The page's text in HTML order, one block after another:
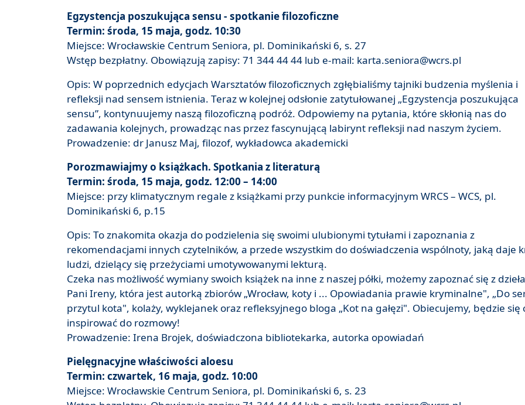
Egzystencja poszukująca sensu - spotkanie filozoficzne
Termin: środa, 15 maja, godz. 10:30
Miejsce: Wrocławskie Centrum Seniora, pl. Dominikański 6, s. 27
Wstęp bezpłatny. Obowiązują zapisy: 71 344 44 44 lub e-mail: karta.seniora@wcrs.pl
Opis: W poprzednich edycjach Warsztatów filozoficznych zgłębialiśmy tajniki budzenia myślenia i
refleksji nad sensem istnienia. Teraz w kolejnej odsłonie zatytułowanej „Egzystencja poszukująca
sensu”, kontynuujemy naszą filozoficzną podróż. Odpowiemy na pytania, które skłonią nas do
zadawania kolejnych, prowadząc nas przez fascynującą labirynt refleksji nad naszym życiem.
Prowadzenie: dr Janusz Maj, filozof, wykładowca akademicki
Porozmawiajmy o książkach. Spotkania z literaturą
Termin: środa, 15 maja, godz. 12:00 – 14:00
Miejsce: przy klimatycznym regale z książkami przy punkcie informacyjnym WRCS – WCS, pl.
Dominikański 6, p.15
Opis: To znakomita okazja do podzielenia się swoimi ulubionymi tytułami i zapoznania z
rekomendacjami innych czytelników, a przede wszystkim do doświadczenia wspólnoty, jaką daje
ludzi, dzielący się przeżyciami umotywowanymi lekturą.
Czeka nas możliwość wymiany swoich książek na inne z naszej półki, możemy zapoznać się z
Pani Ireny, która jest autorką zbiorów „Wrocław, koty i ... Opowiadania prawie kryminalne", „Do
przytul kota", kolaży, wyklejanek oraz refleksyjnego bloga „Kot na gałęzi". Obiecujemy, będzie się
inspirować do rozmowy!
Prowadzenie: Irena Brojek, doświadczona bibliotekarka, autorka opowiadań
Pielęgnacyjne właściwości aloesu
Termin: czwartek, 16 maja, godz. 10:00
Miejsce: Wrocławskie Centrum Seniora, pl. Dominikański 6, s. 23